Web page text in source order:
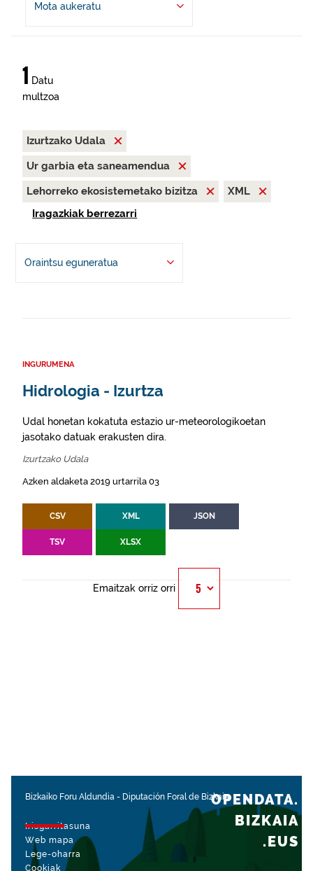
Mota aukeratu
1 Datu
multzoa
Izurtzako Udala
Ur garbia eta saneamendua
Lehorreko ekosistemetako bizitza
XML
Iragazkiak berrezarri
Oraintsu eguneratua
INGURUMENA
Hidrologia - Izurtza
Udal honetan kokatuta estazio ur-meteorologikoetan
jasotako datuak erakusten dira.
Izurtzako Udala
Azken aldaketa 2019 urtarrila 03
CSV XML JSON
TSV XLSX
Emaitzak orriz orri
Bizkaiko Foru Aldundia - Diputación Foral de Bizkaia
Irisgarritasuna
Web mapa
Lege-oharra
Cookiak
OPENDATA.
BIZKAIA
.EUS